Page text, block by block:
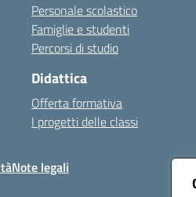
Personale scolastico
Famiglie e studenti
Percorsi di studio
Didattica
Offerta formativa
I progetti delle classi
Note legali